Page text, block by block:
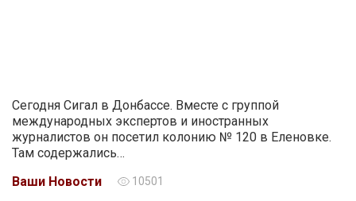
Сегодня Сигал в Донбассе. Вместе с группой
международных экспертов и иностранных
журналистов он посетил колонию № 120 в Еленовке.
Там содержались…
Ваши Новости
10501